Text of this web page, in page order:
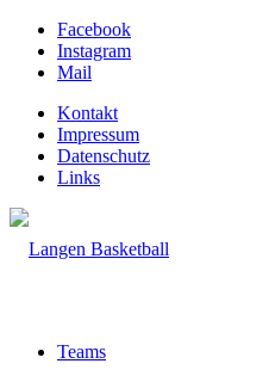
Facebook
Instagram
Mail
Kontakt
Impressum
Datenschutz
Links
Teams